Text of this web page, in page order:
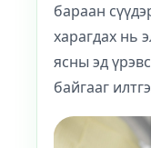
бараан
харагдах нь
ясны эд
байгааг